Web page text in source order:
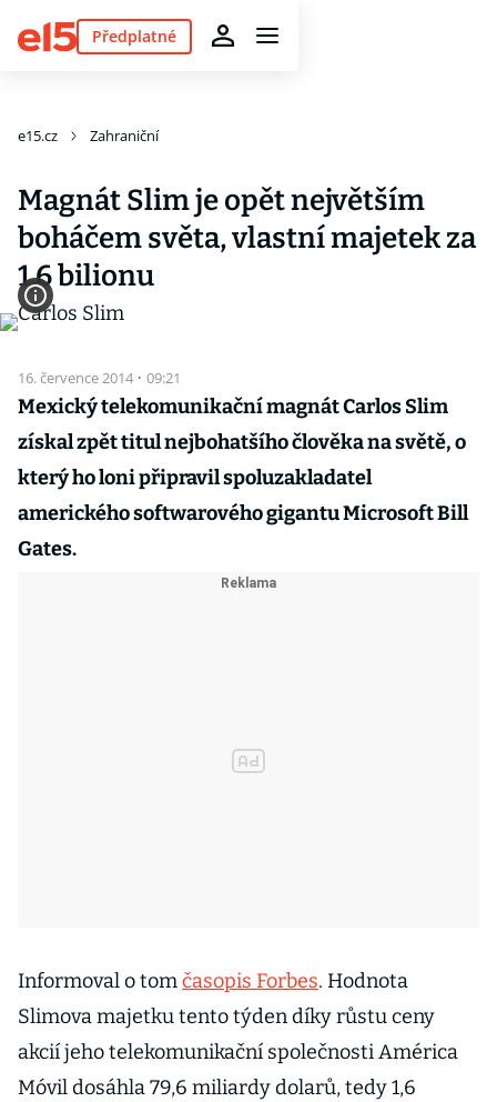
Předplatné
e15.cz Zahraniční
Magnát Slim je opět největším
boháčem světa, vlastní majetek za
1,6 bilionu
16. července 2014 · 09:21
Mexický telekomunikační magnát Carlos Slim
získal zpět titul nejbohatšího člověka na světě, o
který ho loni připravil spoluzakladatel
amerického softwarového gigantu Microsoft Bill
Gates.
Informoval o tomčasopis Forbes. Hodnota
Slimova majetku tento týden díky růstu ceny
akcií jeho telekomunikační společnosti América
Móvil dosáhla 79,6 miliardy dolarů, tedy 1,6